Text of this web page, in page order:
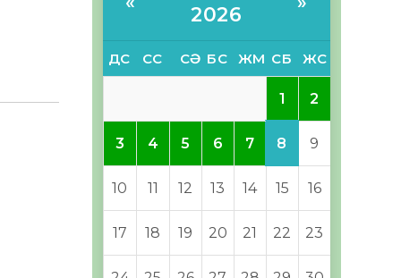
2026
ДС СС СӘ БС ЖМ СБ ЖС
1 2
3 4 5 6 7 8 9
10 11 12 13 14 15 16
17 18 19 20 21 22 23